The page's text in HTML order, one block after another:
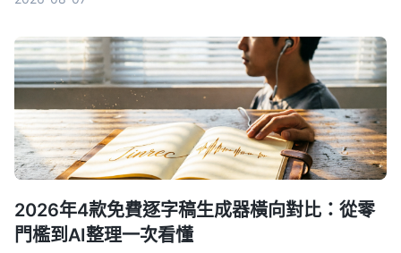
2026年4款免費逐字稿生成器橫向對比：從零
門檻到AI整理一次看懂